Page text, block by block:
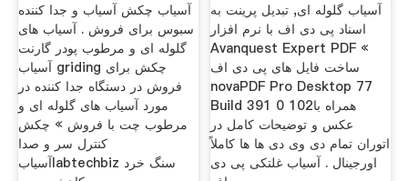
آسیاب چکش آسیاب و جدا کننده
سبوس برای فروش . آسیاب های
گلوله ای و مرطوب پودر گارنت
آسیاب griding چکش برای
فروش در دستگاه جدا کننده در
مورد آسیاب های گلوله ای و
مرطوب چت با فروش » چکش
کنترل سر و صدا
آسیابlabtechbiz سنگ خرد
آسیاب گلوله ای, تبدیل پرینت به
اسناد پی دی اف با نرم افزار
Avanquest Expert PDF «
ساخت فایل های پی دی اف
novaPDF Pro Desktop 77
Build 391 0 102همراه با
عکس و توضیحات کامل در
اتوران تمام دی وی دی ها ها کاملاً
اورجینال . آسیاب غلتکی پی دی